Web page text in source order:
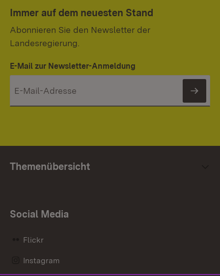
Immer auf dem neuesten Stand
Abonnieren Sie den Newsletter der
Landesregierung.
E-Mail zur Newsletter-Anmeldung
Themenübersicht
Social Media
Flickr
Instagram